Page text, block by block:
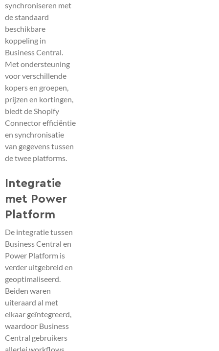
synchroniseren met
de standaard
beschikbare
koppeling in
Business Central.
Met ondersteuning
voor verschillende
kopers en groepen,
prijzen en kortingen,
biedt de Shopify
Connector efficiëntie
en synchronisatie
van gegevens tussen
de twee platforms.
Integratie
met Power
Platform
De integratie tussen
Business Central en
Power Platform is
verder uitgebreid en
geoptimaliseerd.
Beiden waren
uiteraard al met
elkaar geïntegreerd,
waardoor Business
Central gebruikers